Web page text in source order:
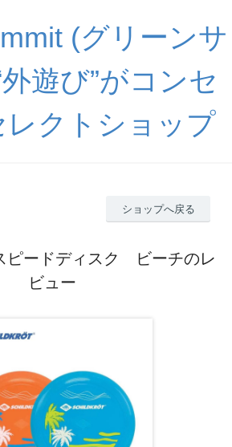
(グリーンサ
遊び”がコンセ
レクトショップ
ショップへ戻る
ピードディスク ビーチのレ
ビュー